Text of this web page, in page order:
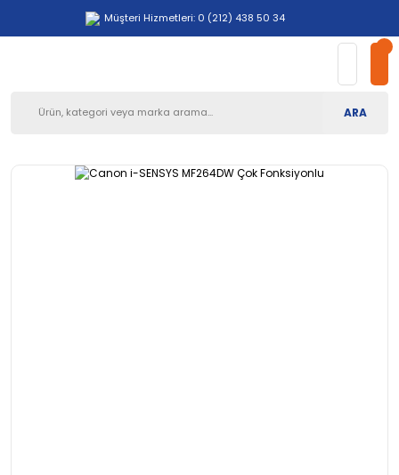
Müşteri Hizmetleri: 0 (212) 438 50 34
ARA